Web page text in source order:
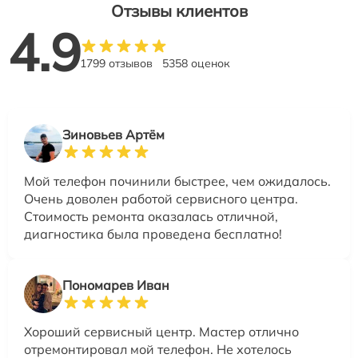
Отзывы клиентов
4.91799 отзывов 5358 оценок
Зиновьев Артём
Мой телефон починили быстрее, чем ожидалось.
Очень доволен работой сервисного центра.
Стоимость ремонта оказалась отличной,
диагностика была проведена бесплатно!
Пономарев Иван
Хороший сервисный центр. Мастер отлично
отремонтировал мой телефон. Не хотелось